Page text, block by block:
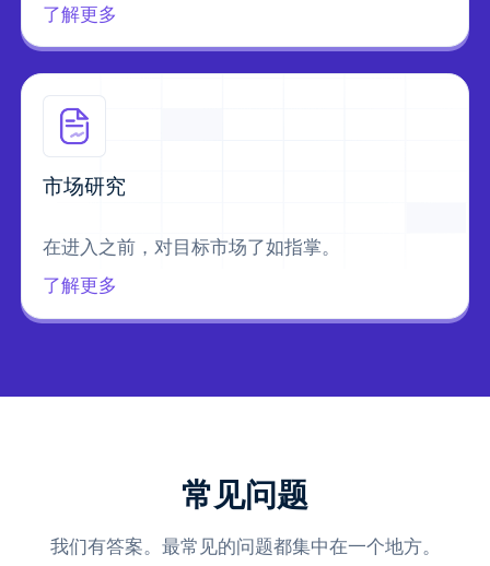
了解更多
市场研究
在进入之前，对目标市场了如指掌。
了解更多
常见问题
我们有答案。最常见的问题都集中在一个地方。